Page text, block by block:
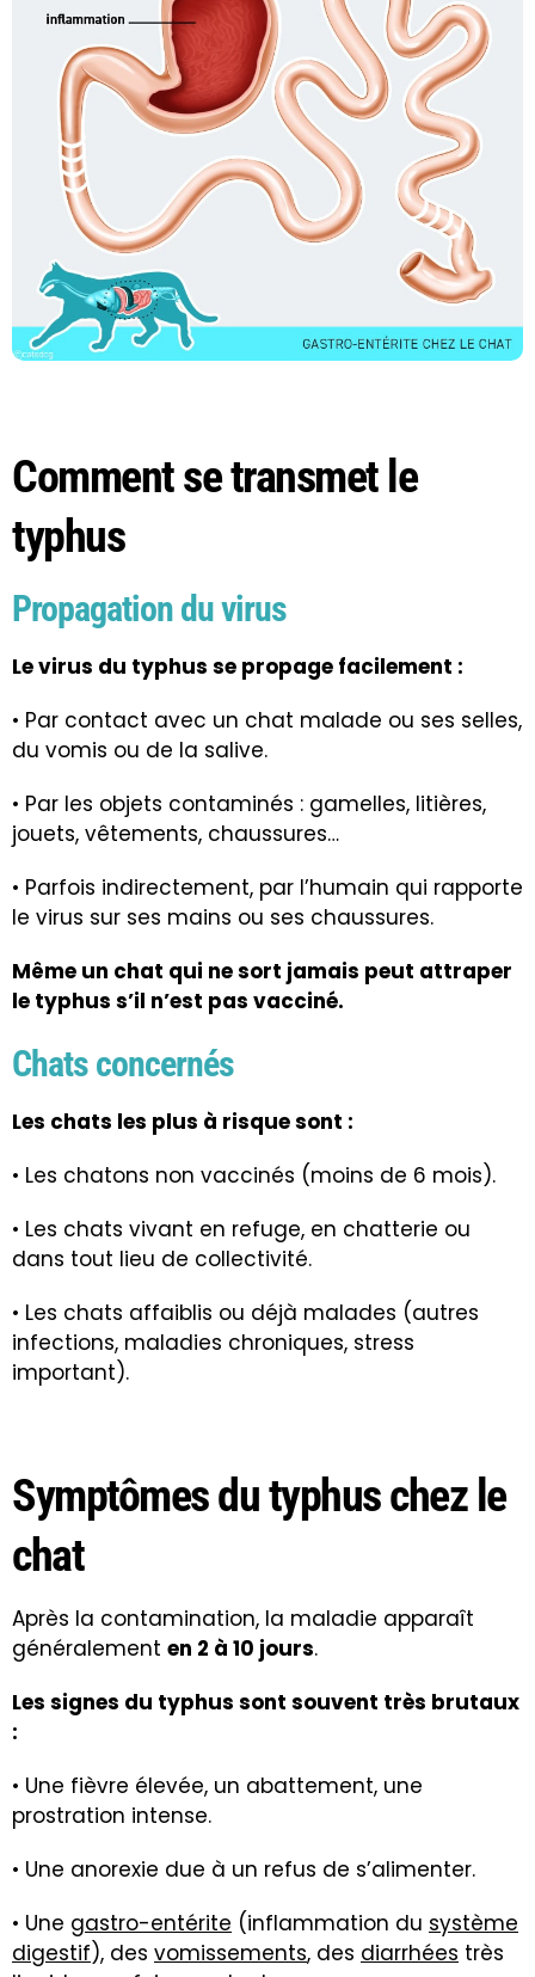
Comment se transmet le
typhus
Propagation du virus
Le virus du typhus se propage facilement :
• Par contact avec un chat malade ou ses selles,
du vomis ou de la salive.
• Par les objets contaminés : gamelles, litières,
jouets, vêtements, chaussures…
• Parfois indirectement, par l’humain qui rapporte
le virus sur ses mains ou ses chaussures.
Même un chat qui ne sort jamais peut attraper
le typhus s’il n’est pas vacciné.
Chats concernés
Les chats les plus à risque sont :
• Les chatons non vaccinés (moins de 6 mois).
• Les chats vivant en refuge, en chatterie ou
dans tout lieu de collectivité.
• Les chats affaiblis ou déjà malades (autres
infections, maladies chroniques, stress
important).
Symptômes du typhus chez le
chat
Après la contamination, la maladie apparaît
généralement en 2 à 10 jours.
Les signes du typhus sont souvent très brutaux
:
• Une fièvre élevée, un abattement, une
prostration intense.
• Une anorexie due à un refus de s’alimenter.
• Une gastro-entérite (inflammation du système
digestif), des vomissements, des diarrhées très